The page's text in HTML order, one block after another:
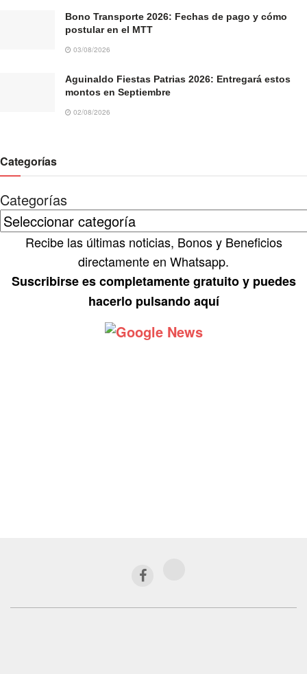
Bono Transporte 2026: Fechas de pago y cómo
postular en el MTT
03/08/2026
Aguinaldo Fiestas Patrias 2026: Entregará estos
montos en Septiembre
02/08/2026
Categorías
Categorías
Recibe las últimas noticias, Bonos y Beneficios
directamente en Whatsapp.
Suscribirse es completamente gratuito y puedes
hacerlo pulsando aquí